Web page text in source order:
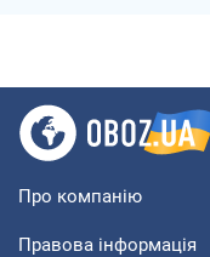
Про компанію
Правова інформація